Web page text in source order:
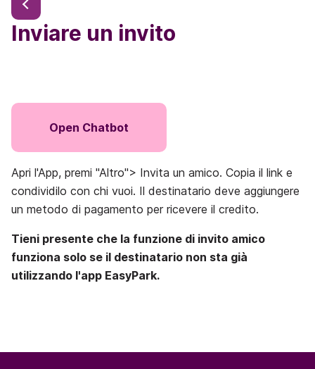
Inviare un invito
Open Chatbot
Apri l'App, premi "Altro"> Invita un amico. Copia il link e
condividilo con chi vuoi. Il destinatario deve aggiungere
un metodo di pagamento per ricevere il credito.
Tieni presente che la funzione di invito amico
funziona solo se il destinatario non sta già
utilizzando l'app EasyPark.